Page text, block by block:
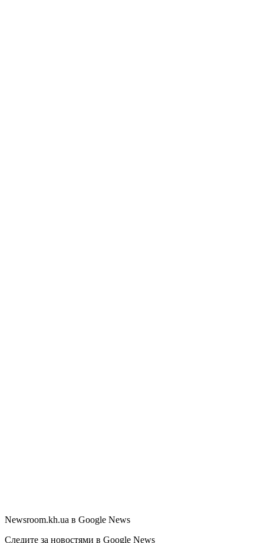
Newsroom.kh.ua в Google News
Следите за новостями в Google News